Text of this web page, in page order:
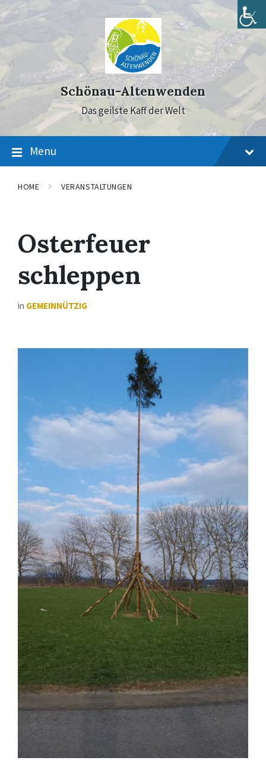
to
content
to
main
navigation
to
footer
Schönau-Altenwenden
Das geilste Kaff der Welt
Menu
HOME VERANSTALTUNGEN
Osterfeuer
schleppen
in GEMEINNÜTZIG